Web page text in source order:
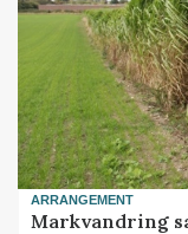
ARRANGEMENT
Markvandring